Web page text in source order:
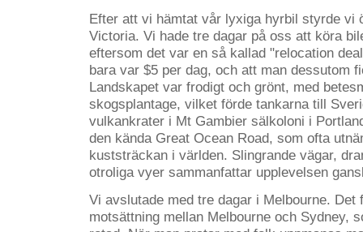
Efter att vi hämtat vår lyxiga hyrbil styrde vi
Victoria. Vi hade tre dagar på oss att köra
eftersom det var en så kallad "relocation
bara var $5 per dag, och att man dessutom
Landskapet var frodigt och grönt, med
skogsplantage, vilket förde tankarna till
vulkankrater i Mt Gambier sälkoloni i
den kända Great Ocean Road, som ofta
kuststräckan i världen. Slingrande vägar,
otroliga vyer sammanfattar upplevelsen
Vi avslutade med tre dagar i Melbourne. Det
motsättning mellan Melbourne och Sydney,